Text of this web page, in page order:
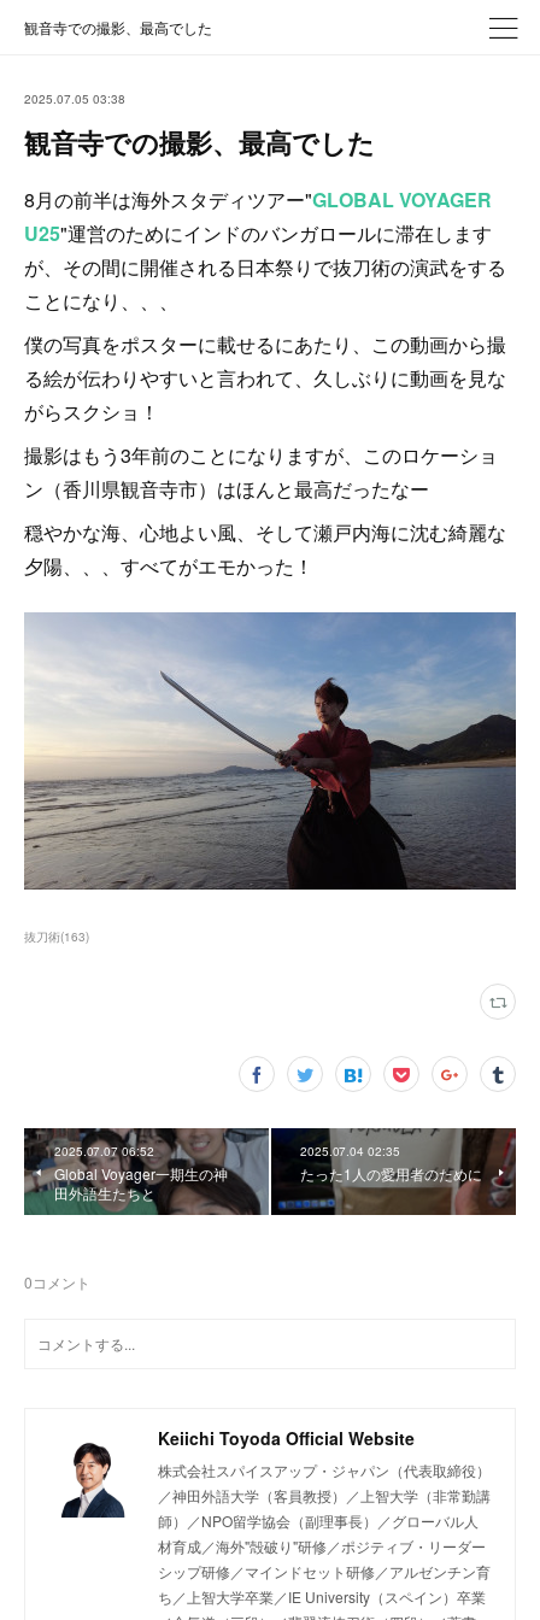
観音寺での撮影、最高でした
2025.07.05 03:38
観音寺での撮影、最高でした
8月の前半は海外スタディツアー"GLOBAL VOYAGER
U25"運営のためにインドのバンガロールに滞在します
が、その間に開催される日本祭りで抜刀術の演武をする
ことになり、、、
僕の写真をポスターに載せるにあたり、この動画から撮
る絵が伝わりやすいと言われて、久しぶりに動画を見な
がらスクショ！
撮影はもう3年前のことになりますが、このロケーショ
ン（香川県観音寺市）はほんと最高だったなー
穏やかな海、心地よい風、そして瀬戸内海に沈む綺麗な
夕陽、、、すべてがエモかった！
抜刀術(163)
2025.07.07 06:52
Global Voyager一期生の神
田外語生たちと
2025.07.04 02:35
たった1人の愛用者のために
0コメント
Keiichi Toyoda Official Website
株式会社スパイスアップ・ジャパン（代表取締役）
／神田外語大学（客員教授）／上智大学（非常勤講
師）／NPO留学協会（副理事長）／グローバル人
材育成／海外"殻破り"研修／ポジティブ・リーダー
シップ研修／マインドセット研修／アルゼンチン育
ち／上智大学卒業／IE University（スペイン）卒業